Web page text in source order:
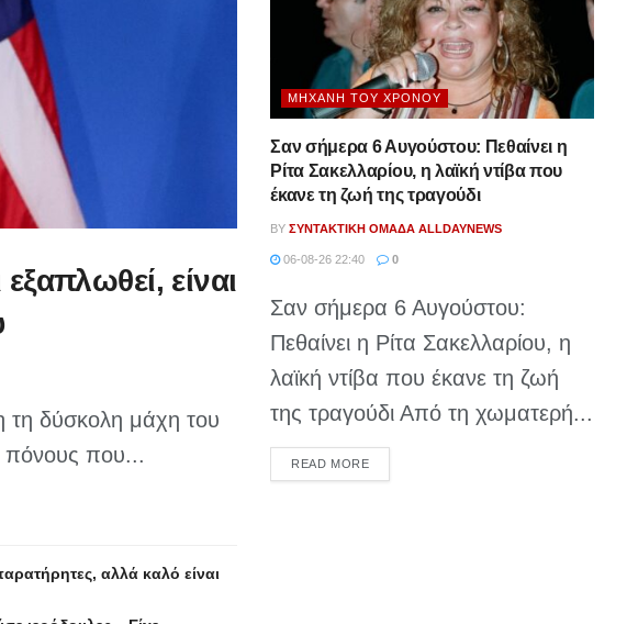
είναι
τη δύσκολη μάχη του
πόνους που...
αλλά καλό είναι
ΜΗΧΑΝΉ ΤΟΥ ΧΡΌΝΟΥ
Σαν σήμερα 6 Αυγούστου: Πεθαίνει η
Ρίτα Σακελλαρίου, η λαϊκή ντίβα που
έκανε τη ζωή της τραγούδι
BY ΣΥΝΤΑΚΤΙΚΉ ΟΜΆΔΑ ALLDAYNEWS
06-08-26 22:40 0
Σαν σήμερα 6 Αυγούστου:
Πεθαίνει η Ρίτα Σακελλαρίου, η
λαϊκή ντίβα που έκανε τη ζωή
της τραγούδι Από τη χωματερή...
READ MOREDETAILS